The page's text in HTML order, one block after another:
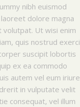
nibh euismod
dolore magna
volutpat. Ut wisi enim
quis nostrud exerci
suscipit lobortis
ex ea commodo
autem vel eum iriure
in vulputate velit
consequat, vel illum